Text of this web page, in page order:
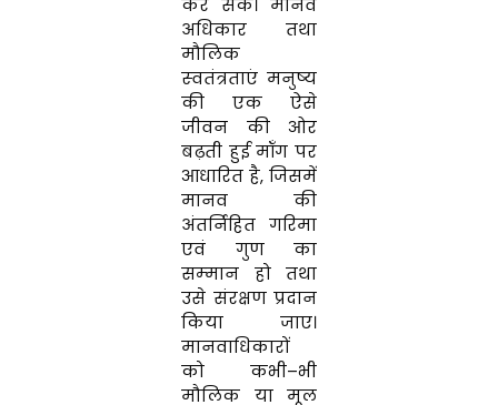
कर सकें। मानव
अधिकार तथा
मौलिक
स्‍वतंत्रताएं मनुष्‍य
की एक ऐसे
जीवन की ओर
बढ़ती हुई मॉंग पर
आधारित है,जिसमें
मानव की
अंतर्निहित गरिमा
एवं गुण का
सम्‍मान हो तथा
उसे संरक्षण प्रदान
किया जाए।
मानवाधिकारों
को कभी–भी
मौलिक या मूल